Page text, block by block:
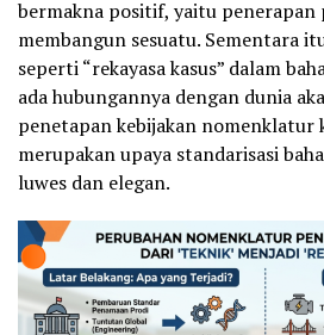
bermakna positif, yaitu
membangun sesuatu. Sementara
seperti “rekayasa kasus” dalam
ada hubungannya dengan dunia
penetapan kebijakan nomenklatur
merupakan upaya standarisasi
luwes dan elegan.